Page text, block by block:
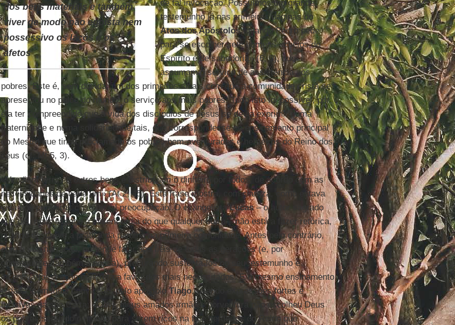
dos bens materiais e também
viver de modo não egoísta nem
possessivo os laços e os
afetos
de tal invocação. Possuímos um grande
testemunho já nas primeiras páginas do
Atos dos Apóstolos, quando Pedro pede
para se escolher sete homens «cheios do
Espírito e de sabedoria» (6, 3), que
assumam o serviço de assistência aos
pobres. Este é, sem dúvida, um dos primeiros sinais com que a comunidade cristã se
apresentou no palco do mundo: o serviço aos mais pobres. Tudo isto foi possível, por
ela ter compreendido que a vida dos discípulos de Jesus se devia exprimir numa
fraternidade e numa solidariedade tais, que correspondesse ao ensinamento principal
do Mestre que tinha proclamado os pobres bem-aventurados e herdeiros do Reino dos
céus (cf. Mt 5, 3).
«Vendiam terras e outros bens e distribuíam o dinheiro por todos, de acordo com as
necessidades de cada um» (At 2, 45). Esta frase mostra, com clareza, como estava
viva nos primeiros cristãos tal preocupação. O evangelistaLucas– o autor sagrado
que deu mais espaço à misericórdia do que qualquer outro – não está a fazer retórica,
quando descreve a prática da partilha na primeira comunidade. Antes pelo contrário,
com a sua narração, pretende falar aos fiéis de todas as gerações (e, por
conseguinte, também à nossa), procurando sustentá-los no seu testemunho e
incentivá-los à ação concreta a favor dos mais necessitados. E o mesmo ensinamento
é dado, com igual convicção, pelo apóstoloTiago, usando expressões fortes e
incisivas na sua Carta: «Ouvi, meus amados irmãos: porventura não escolheu Deus
os pobres segundo o mundo para serem ricos na fé e herdeiros do Reino que